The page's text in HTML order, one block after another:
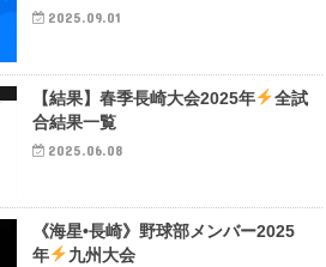
2025.09.01
【結果】春季長崎大会2025年
全試
合結果一覧
2025.06.08
《海星•長崎》野球部メンバー2025
年
九州大会